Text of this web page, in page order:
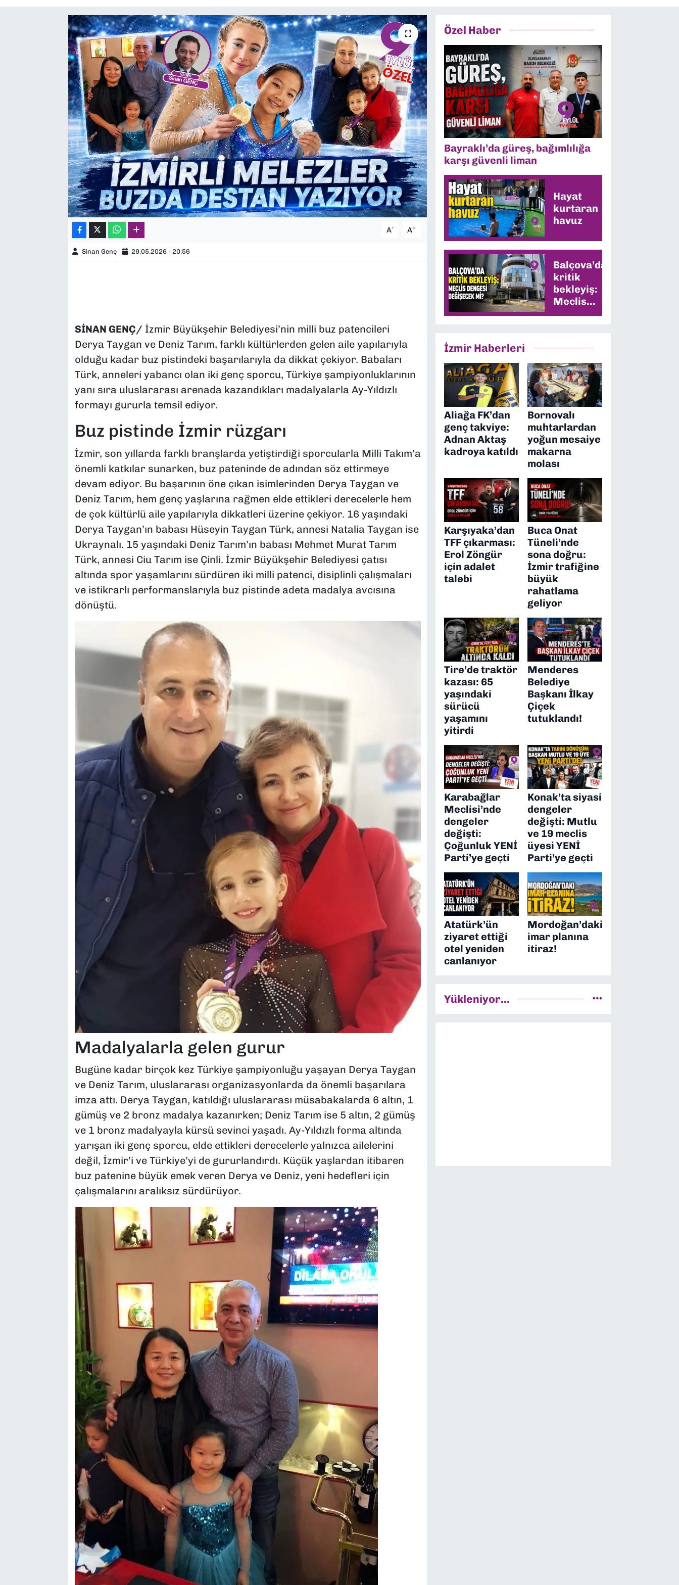
A- A+
Sinan Genç 29.05.2026 - 20:56
SİNAN GENÇ/ İzmir Büyükşehir Belediyesi’nin milli buz patencileri
Derya Taygan ve Deniz Tarım, farklı kültürlerden gelen aile yapılarıyla
olduğu kadar buz pistindeki başarılarıyla da dikkat çekiyor. Babaları
Türk, anneleri yabancı olan iki genç sporcu, Türkiye şampiyonluklarının
yanı sıra uluslararası arenada kazandıkları madalyalarla Ay-Yıldızlı
formayı gururla temsil ediyor.
Buz pistinde İzmir rüzgarı
İzmir, son yıllarda farklı branşlarda yetiştirdiği sporcularla Milli Takım’a
önemli katkılar sunarken, buz pateninde de adından söz ettirmeye
devam ediyor. Bu başarının öne çıkan isimlerinden Derya Taygan ve
Deniz Tarım, hem genç yaşlarına rağmen elde ettikleri derecelerle hem
de çok kültürlü aile yapılarıyla dikkatleri üzerine çekiyor. 16 yaşındaki
Derya Taygan’ın babası Hüseyin Taygan Türk, annesi Natalia Taygan ise
Ukraynalı. 15 yaşındaki Deniz Tarım’ın babası Mehmet Murat Tarım
Türk, annesi Ciu Tarım ise Çinli. İzmir Büyükşehir Belediyesi çatısı
altında spor yaşamlarını sürdüren iki milli patenci, disiplinli çalışmaları
ve istikrarlı performanslarıyla buz pistinde adeta madalya avcısına
dönüştü.
Madalyalarla gelen gurur
Bugüne kadar birçok kez Türkiye şampiyonluğu yaşayan Derya Taygan
ve Deniz Tarım, uluslararası organizasyonlarda da önemli başarılara
imza attı. Derya Taygan, katıldığı uluslararası müsabakalarda 6 altın, 1
gümüş ve 2 bronz madalya kazanırken; Deniz Tarım ise 5 altın, 2 gümüş
ve 1 bronz madalyayla kürsü sevinci yaşadı. Ay-Yıldızlı forma altında
yarışan iki genç sporcu, elde ettikleri derecelerle yalnızca ailelerini
değil, İzmir’i ve Türkiye’yi de gururlandırdı. Küçük yaşlardan itibaren
buz patenine büyük emek veren Derya ve Deniz, yeni hedefleri için
çalışmalarını aralıksız sürdürüyor.
Özel Haber
Bayraklı’da güreş, bağımlılığa
karşı güvenli liman
Hayat
kurtaran
havuz
Balçova’da
kritik
bekleyiş:
Meclis
dengesi
İzmir Haberleri
Aliağa FK’dan
genç takviye:
Adnan Aktaş
kadroya katıldı
Bornovalı
muhtarlardan
yoğun mesaiye
makarna
molası
Karşıyaka’dan
TFF çıkarması:
Erol Zöngür
için adalet
talebi
Buca Onat
Tüneli’nde
sona doğru:
İzmir trafiğine
büyük
rahatlama
geliyor
Tire’de traktör
kazası: 65
yaşındaki
sürücü
yaşamını
yitirdi
Menderes
Belediye
Başkanı İlkay
Çiçek
tutuklandı!
Karabağlar
Meclisi’nde
dengeler
değişti:
Çoğunluk YENİ
Parti’ye geçti
Konak’ta siyasi
dengeler
değişti: Mutlu
ve 19 meclis
üyesi YENİ
Parti’ye geçti
Atatürk’ün
ziyaret ettiği
otel yeniden
canlanıyor
Mordoğan’daki
imar planına
itiraz!
Yükleniyor...
TEKNOLOJİ
YEREL YÖNETİMLER